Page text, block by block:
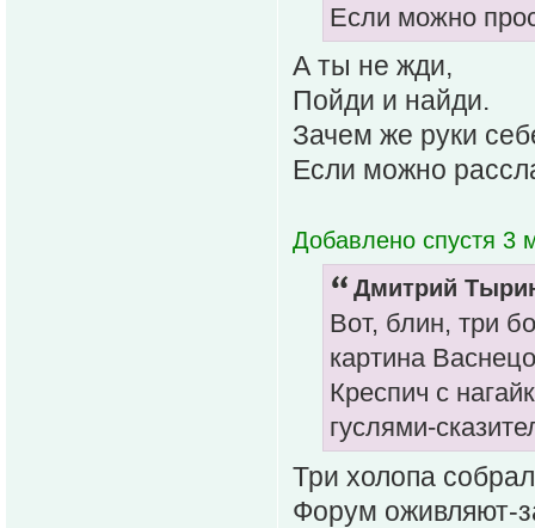
Если можно
А ты не жди,
Пойди и найди.
Зачем же руки
Если можно
Добавлено спустя 3
Дмитрий
Вот, блин, три
картина
Креспич с
гуслями-
Три холопа
Форум оживляют-